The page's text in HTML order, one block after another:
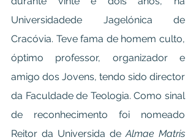
Universidadede Jagelónica de
Cracóvia. Teve fama de homem culto,
óptimo professor, organizador e
amigo dos Jovens, tendo sido director
da Faculdade de Teologia. Como sinal
de reconhecimento foi nomeado
Reitor da Universida de Almae Matris